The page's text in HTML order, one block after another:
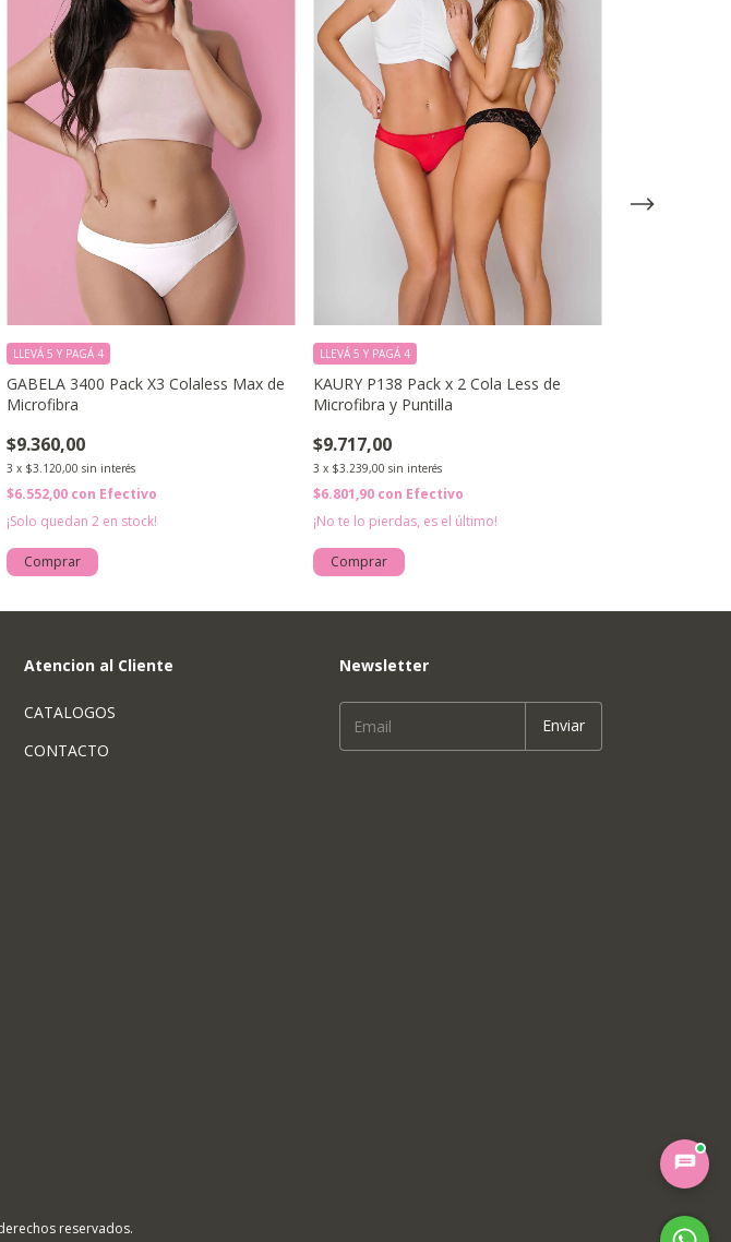
GABELA 3400 Pack X3 Colaless Max de
Microfibra
$9.360,00
3 x $3.120,00 sin interés
LLEVÁ 5 Y PAGÁ 4
$6.552,00 con Efectivo
¡Solo quedan 2 en stock!
Comprar
KAURY P138 Pack x 2 Cola Less de
Microfibra y Puntilla
$9.717,00
3 x $3.239,00 sin interés
LLEVÁ 5 Y PAGÁ 4
$6.801,90 con Efectivo
¡No te lo pierdas, es el último!
Comprar
Atencion al Cliente
CATALOGOS
CONTACTO
Newsletter
reservados.